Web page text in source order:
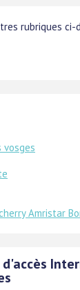
rubriques ci-
vosges
Amristar
d'accès